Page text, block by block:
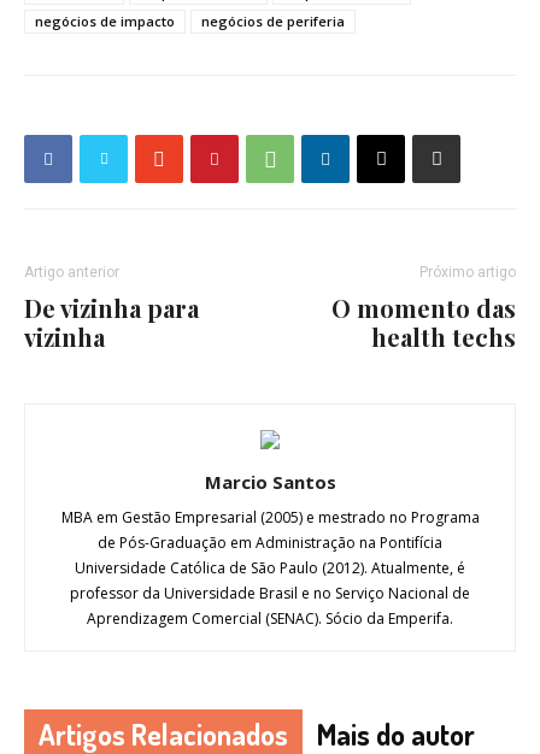
negócios de impacto
negócios de periferia
Artigo anterior
De vizinha para
vizinha
Próximo artigo
O momento das
health techs
Marcio Santos
MBA em Gestão Empresarial (2005) e mestrado no Programa
de Pós-Graduação em Administração na Pontifícia
Universidade Católica de São Paulo (2012). Atualmente, é
professor da Universidade Brasil e no Serviço Nacional de
Aprendizagem Comercial (SENAC). Sócio da Emperifa.
Artigos Relacionados Mais do autor